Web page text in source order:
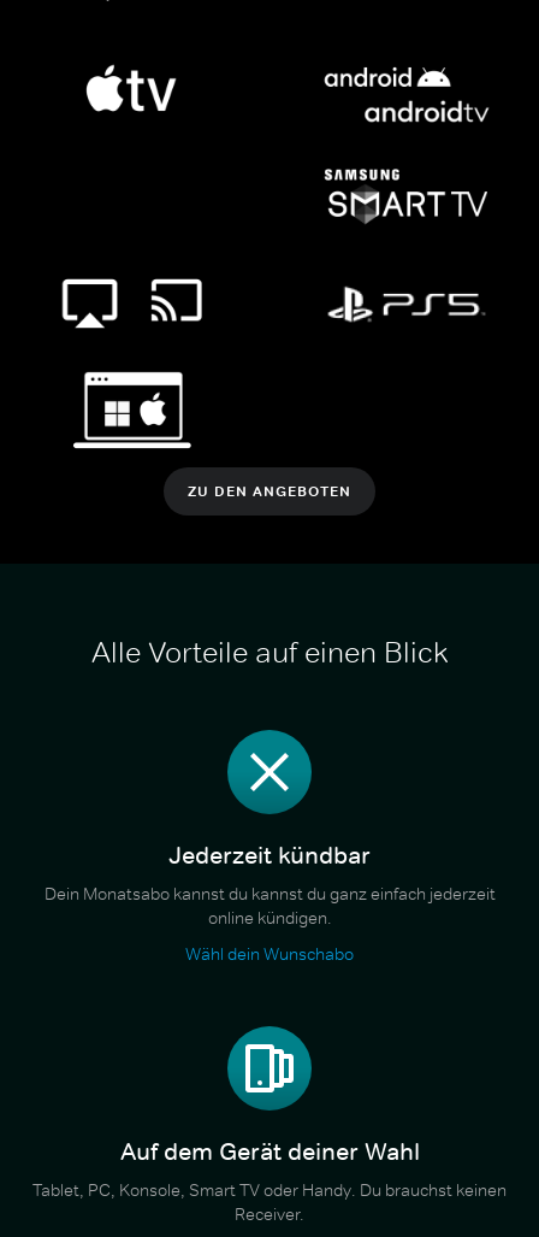
ZU DEN ANGEBOTEN
Alle Vorteile auf einen Blick
Jederzeit kündbar
Dein Monatsabo kannst du kannst du ganz einfach jederzeit
online kündigen.
Wähl dein Wunschabo
Auf dem Gerät deiner Wahl
Tablet, PC, Konsole, Smart TV oder Handy. Du brauchst keinen
Receiver.